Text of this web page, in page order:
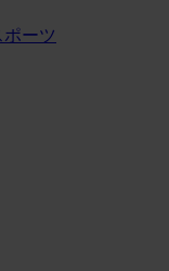
ーツ